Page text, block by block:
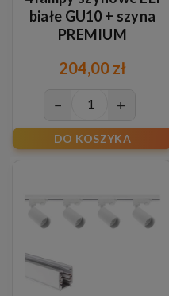
białe GU10 + szyna
PREMIUM
204,00 zł
− +
DO KOSZYKA